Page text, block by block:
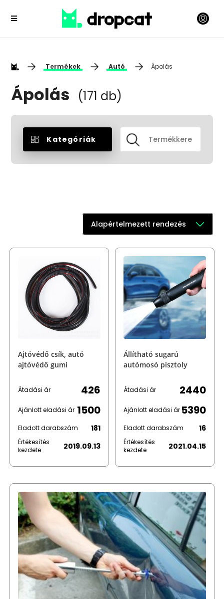
Termékek Autó Ápolás
Ápolás (171 db)
Kategóriák
Alapértelmezett rendezés
Ajtóvédő csík, autó
ajtóvédő gumi
Átadási ár 426
Ajánlott eladási ár 1500
Eladott darabszám 181
Értékesítés
kezdete
2019.09.13
Állítható sugarú
autómosó pisztoly
Átadási ár 2440
Ajánlott eladási ár 5390
Eladott darabszám 16
Értékesítés
kezdete
2021.04.15